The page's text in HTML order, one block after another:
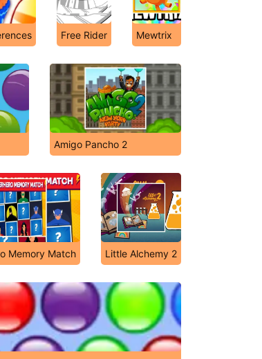
Free Rider Mewtrix
Amigo Pancho 2
Memory Match Little Alchemy 2